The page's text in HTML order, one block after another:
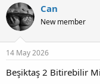
n
u
y
b
a
ş
ş
a
g
ı
ç
Can
New member
14 May 2026
Beşiktaş 2 Bitirebilir